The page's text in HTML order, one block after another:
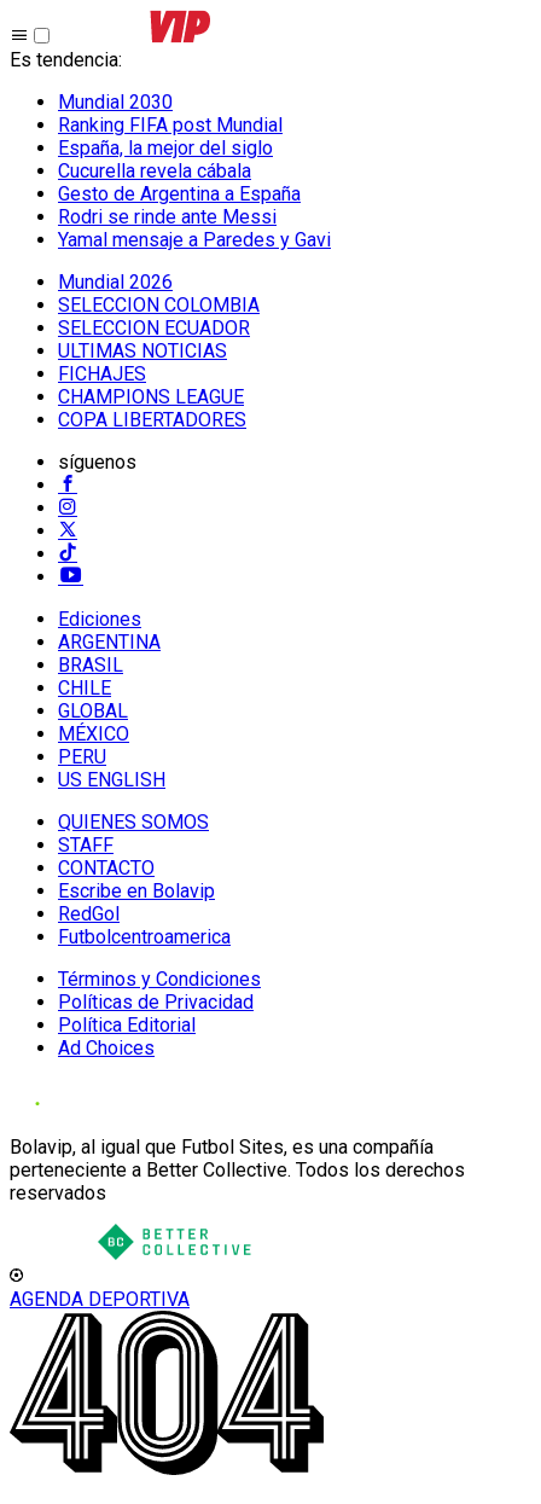
Es tendencia:
Mundial 2030
Ranking FIFA post Mundial
España, la mejor del siglo
Cucurella revela cábala
Gesto de Argentina a España
Rodri se rinde ante Messi
Yamal mensaje a Paredes y Gavi
Mundial 2026
SELECCION COLOMBIA
SELECCION ECUADOR
ULTIMAS NOTICIAS
FICHAJES
CHAMPIONS LEAGUE
COPA LIBERTADORES
síguenos
Ediciones
ARGENTINA
BRASIL
CHILE
GLOBAL
MÉXICO
PERU
US ENGLISH
QUIENES SOMOS
STAFF
CONTACTO
Escribe en Bolavip
RedGol
Futbolcentroamerica
Términos y Condiciones
Políticas de Privacidad
Política Editorial
Ad Choices
Bolavip, al igual que Futbol Sites, es una compañía
perteneciente a Better Collective. Todos los derechos
reservados
AGENDA DEPORTIVA